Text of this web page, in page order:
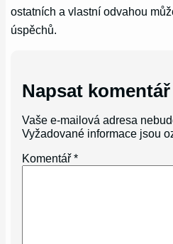
ostatních a vlastní odvahou
úspěchů.
Napsat komentář
Vaše e-mailová adresa
Vyžadované informace jsou
Komentář*